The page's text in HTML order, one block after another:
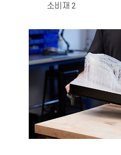
소비재 2